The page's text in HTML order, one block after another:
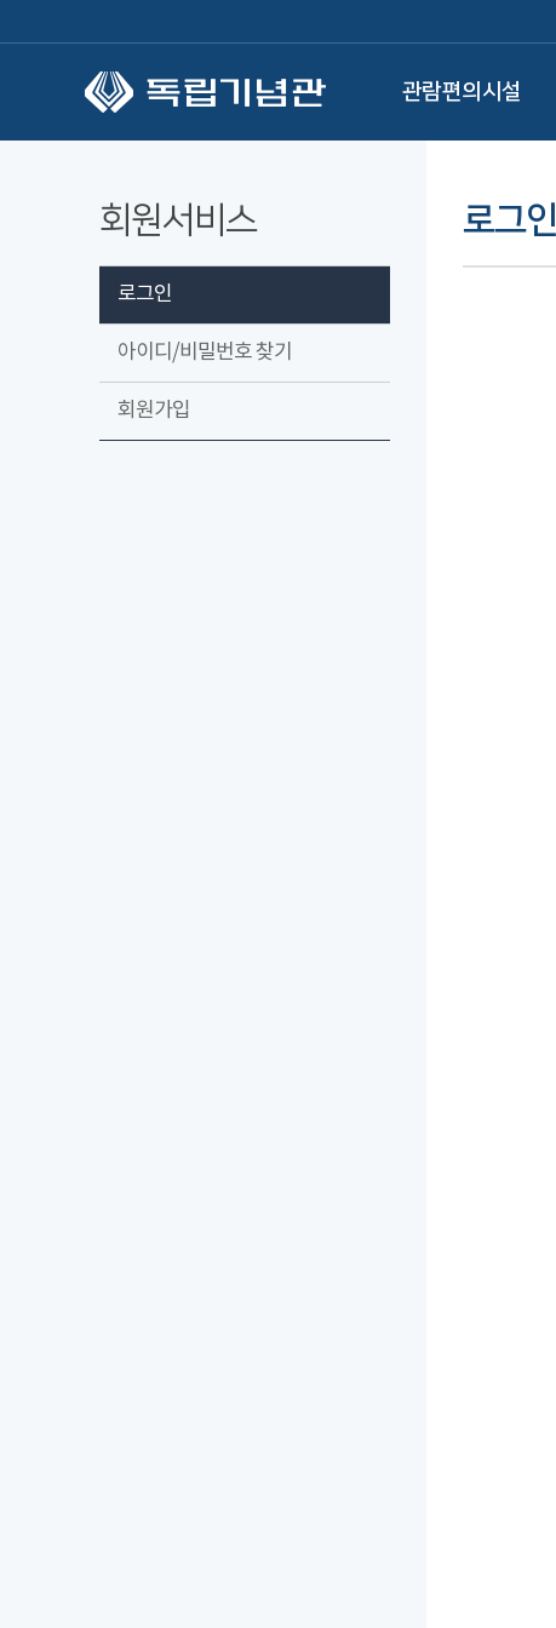
관람편의시설
회원서비스
로그인
아이디/비밀번호 찾기
회원가입
로그인